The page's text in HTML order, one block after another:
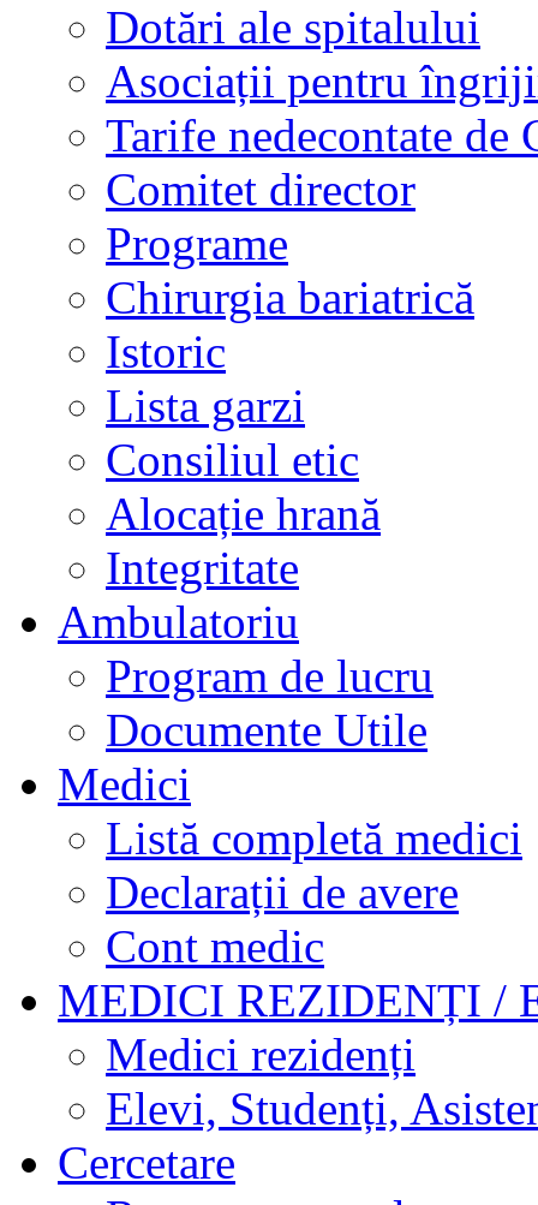
Dotări ale spitalului
Asociații pentru
Tarife nedecontate de
Comitet director
Programe
Chirurgia bariatrică
Istoric
Lista garzi
Consiliul etic
Alocație hrană
Integritate
Ambulatoriu
Program de lucru
Documente Utile
Medici
Listă completă medici
Declarații de avere
Cont medic
MEDICI REZIDENȚI /
Medici rezidenți
Elevi, Studenți,
Cercetare